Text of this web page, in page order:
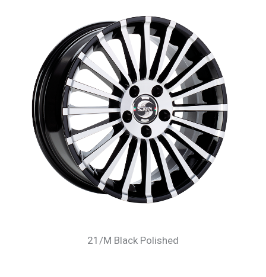
21/M Black Polished